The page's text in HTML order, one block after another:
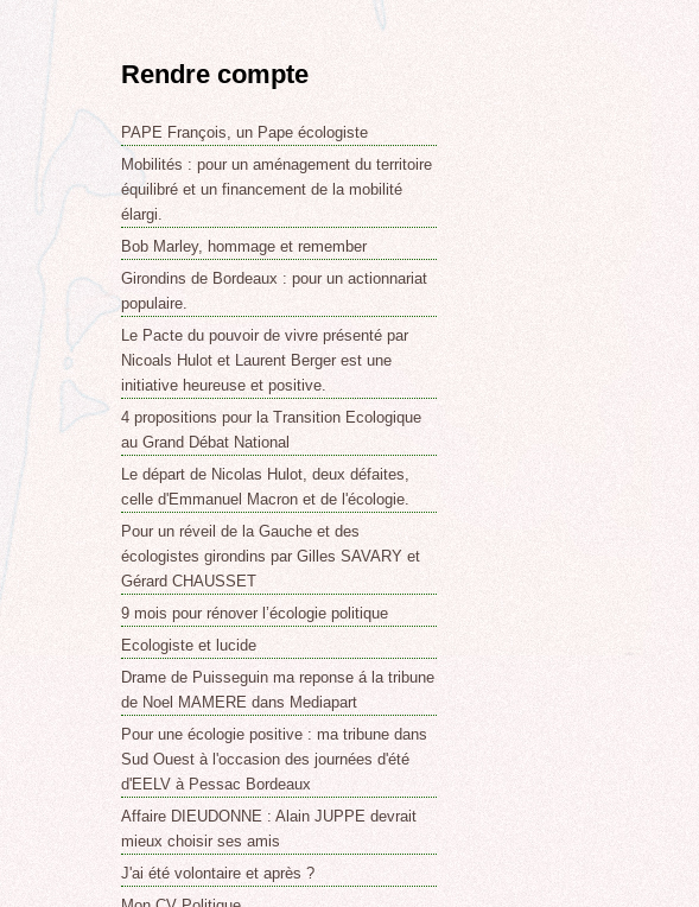
Rendre compte
PAPE François, un Pape écologiste
Mobilités : pour un aménagement du territoire
équilibré et un financement de la mobilité
élargi.
Bob Marley, hommage et remember
Girondins de Bordeaux : pour un actionnariat
populaire.
Le Pacte du pouvoir de vivre présenté par
Nicoals Hulot et Laurent Berger est une
initiative heureuse et positive.
4 propositions pour la Transition Ecologique
au Grand Débat National
Le départ de Nicolas Hulot, deux défaites,
celle d'Emmanuel Macron et de l'écologie.
Pour un réveil de la Gauche et des
écologistes girondins par Gilles SAVARY et
Gérard CHAUSSET
9 mois pour rénover l’écologie politique
Ecologiste et lucide
Drame de Puisseguin ma reponse á la tribune
de Noel MAMERE dans Mediapart
Pour une écologie positive : ma tribune dans
Sud Ouest à l'occasion des journées d'été
d'EELV à Pessac Bordeaux
Affaire DIEUDONNE : Alain JUPPE devrait
mieux choisir ses amis
J'ai été volontaire et après ?